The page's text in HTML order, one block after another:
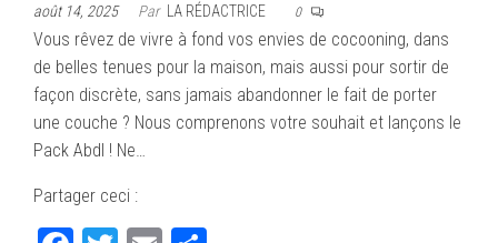
août 14, 2025 Par LA RÉDACTRICE 0
Vous rêvez de vivre à fond vos envies de cocooning, dans
de belles tenues pour la maison, mais aussi pour sortir de
façon discrète, sans jamais abandonner le fait de porter
une couche ? Nous comprenons votre souhait et lançons le
Pack Abdl ! Ne…
Partager ceci :